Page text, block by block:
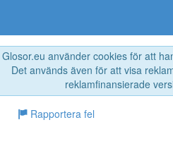
Glosor.eu använder cookies för att
Det används även för att visa
reklamfinansierade
Rapportera fel